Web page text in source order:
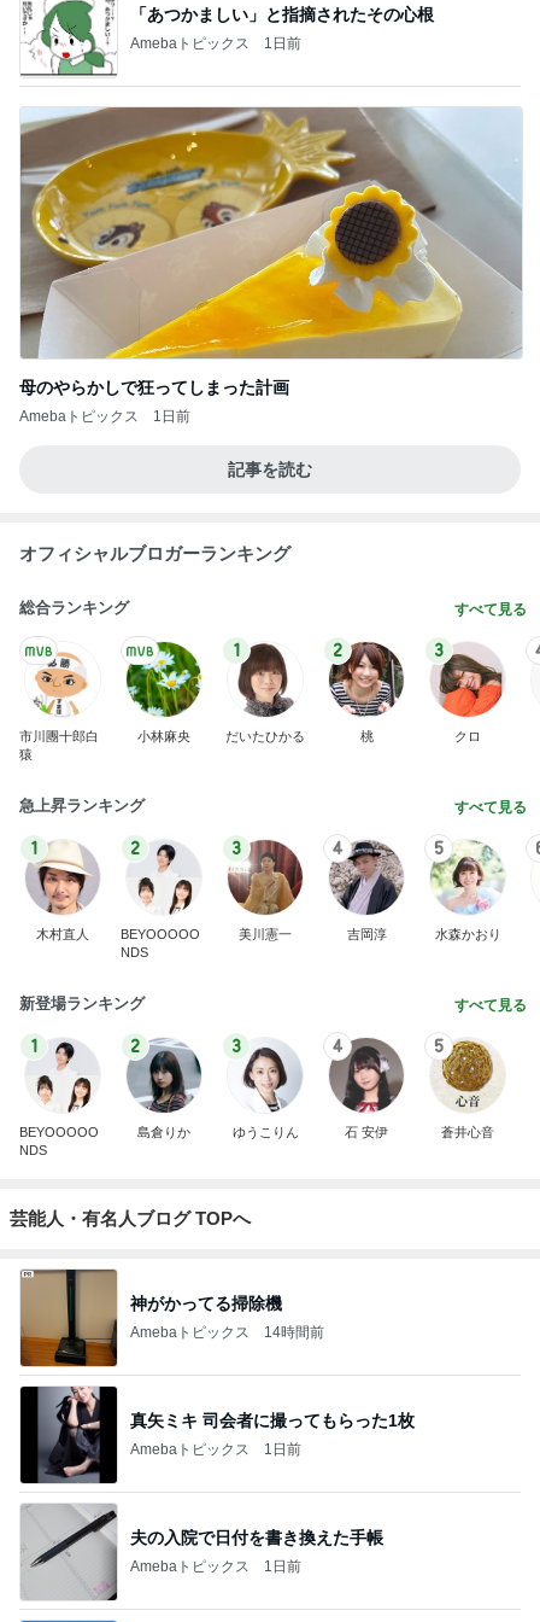
「あつかましい」と指摘されたその心根
Amebaトピックス 1日前
母のやらかしで狂ってしまった計画
Amebaトピックス 1日前
記事を読む
オフィシャルブロガーランキング
総合ランキング すべて見る
市川團十郎白
猿
小林麻央
1
だいたひかる
2
桃
3
クロ
急上昇ランキング すべて見る
1
木村直人
2
BEYOOOOO
NDS
3
美川憲一
4
吉岡淳
5
水森かおり
新登場ランキング すべて見る
1
BEYOOOOO
NDS
2
島倉りか
3
ゆうこりん
4
石 安伊
5
蒼井心音
芸能人・有名人ブログ TOPへ
神がかってる掃除機
Amebaトピックス 14時間前
真矢ミキ 司会者に撮ってもらった1枚
Amebaトピックス 1日前
夫の入院で日付を書き換えた手帳
Amebaトピックス 1日前